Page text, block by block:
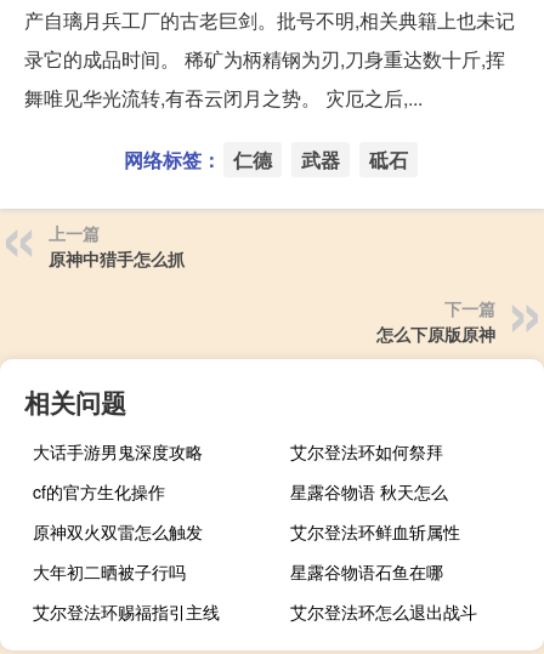
产自璃月兵工厂的古老巨剑。批号不明,相关典籍上也未记
录它的成品时间。 稀矿为柄精钢为刃,刀身重达数十斤,挥
舞唯见华光流转,有吞云闭月之势。 灾厄之后,...
网络标签： 仁德 武器 砥石
上一篇
原神中猎手怎么抓
下一篇
怎么下原版原神
相关问题
大话手游男鬼深度攻略
艾尔登法环如何祭拜
cf的官方生化操作
星露谷物语 秋天怎么
原神双火双雷怎么触发
艾尔登法环鲜血斩属性
大年初二晒被子行吗
星露谷物语石鱼在哪
艾尔登法环赐福指引主线
艾尔登法环怎么退出战斗